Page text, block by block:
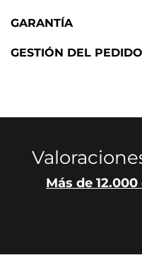
GARANTÍA
GESTIÓN DEL PEDIDO
Más de